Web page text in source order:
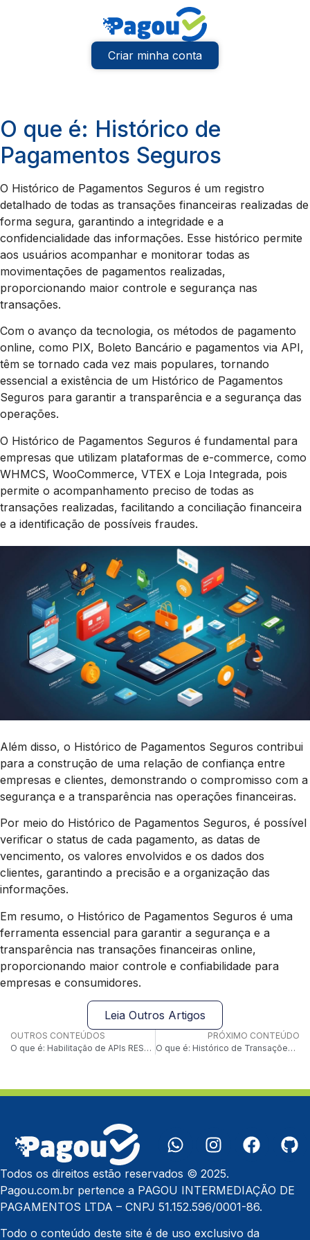
Criar minha conta
O que é: Histórico de
Pagamentos Seguros
O Histórico de Pagamentos Seguros é um registro
detalhado de todas as transações financeiras realizadas de
forma segura, garantindo a integridade e a
confidencialidade das informações. Esse histórico permite
aos usuários acompanhar e monitorar todas as
movimentações de pagamentos realizadas,
proporcionando maior controle e segurança nas
transações.
Com o avanço da tecnologia, os métodos de pagamento
online, como PIX, Boleto Bancário e pagamentos via API,
têm se tornado cada vez mais populares, tornando
essencial a existência de um Histórico de Pagamentos
Seguros para garantir a transparência e a segurança das
operações.
O Histórico de Pagamentos Seguros é fundamental para
empresas que utilizam plataformas de e-commerce, como
WHMCS, WooCommerce, VTEX e Loja Integrada, pois
permite o acompanhamento preciso de todas as
transações realizadas, facilitando a conciliação financeira
e a identificação de possíveis fraudes.
Além disso, o Histórico de Pagamentos Seguros contribui
para a construção de uma relação de confiança entre
empresas e clientes, demonstrando o compromisso com a
segurança e a transparência nas operações financeiras.
Por meio do Histórico de Pagamentos Seguros, é possível
verificar o status de cada pagamento, as datas de
vencimento, os valores envolvidos e os dados dos
clientes, garantindo a precisão e a organização das
informações.
Em resumo, o Histórico de Pagamentos Seguros é uma
ferramenta essencial para garantir a segurança e a
transparência nas transações financeiras online,
proporcionando maior controle e confiabilidade para
empresas e consumidores.
Leia Outros Artigos
OUTROS CONTEÚDOS
O que é: Habilitação de APIs RESTful
PRÓXIMO CONTEÚDO
O que é: Histórico de Transações Pendentes
Todos os direitos estão reservados © 2025.
Pagou.com.br pertence a PAGOU INTERMEDIAÇÃO DE
PAGAMENTOS LTDA – CNPJ 51.152.596/0001-86.
Todo o conteúdo deste site é de uso exclusivo da